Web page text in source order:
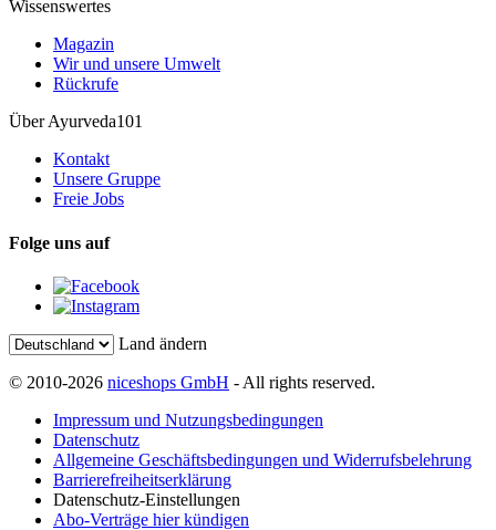
Wissenswertes
Magazin
Wir und unsere Umwelt
Rückrufe
Über Ayurveda101
Kontakt
Unsere Gruppe
Freie Jobs
Folge uns auf
Land ändern
© 2010-2026 niceshops GmbH - All rights reserved.
Impressum und Nutzungsbedingungen
Datenschutz
Allgemeine Geschäftsbedingungen und Widerrufsbelehrung
Barrierefreiheitserklärung
Datenschutz-Einstellungen
Abo-Verträge hier kündigen